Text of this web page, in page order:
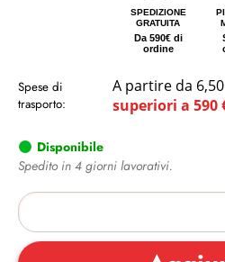
SPEDIZIONE
GRATUITA
Da 590€ di
ordine
Spese di
trasporto:
A partire da
superiori a 590
Disponibile
Spedito in 4 giorni lavorativi.